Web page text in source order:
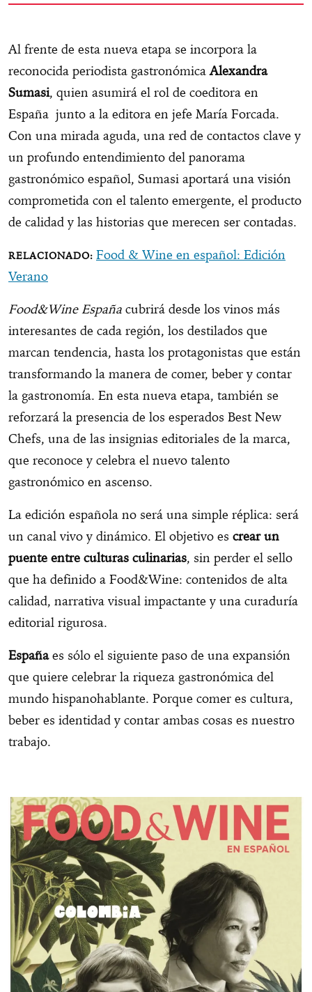
Al frente de esta nueva etapa se incorpora la
reconocida periodista gastronómicaAlexandra
Sumasi, quien asumirá el rol de coeditora en
España junto a la editora en jefe María Forcada.
Con una mirada aguda, una red de contactos clave y
un profundo entendimiento del panorama
gastronómico español, Sumasi aportará una visión
comprometida con el talento emergente, el producto
de calidad y las historias que merecen ser contadas.
Food & Wine en español: Edición
Verano
Food&Wine España cubrirá desde los vinos más
interesantes de cada región, los destilados que
marcan tendencia, hasta los protagonistas que están
transformando la manera de comer, beber y contar
la gastronomía. En esta nueva etapa, también se
reforzará la presencia de los esperados Best New
Chefs, una de las insignias editoriales de la marca,
que reconoce y celebra el nuevo talento
gastronómico en ascenso.
La edición española no será una simple réplica: será
un canal vivo y dinámico. El objetivo es crear un
puente entre culturas culinarias, sin perder el sello
que ha definido a Food&Wine: contenidos de alta
calidad, narrativa visual impactante y una curaduría
editorial rigurosa.
Españaes sólo el siguiente paso de una expansión
que quiere celebrar la riqueza gastronómica del
mundo hispanohablante. Porque comer es cultura,
beber es identidad y contar ambas cosas es nuestro
trabajo.